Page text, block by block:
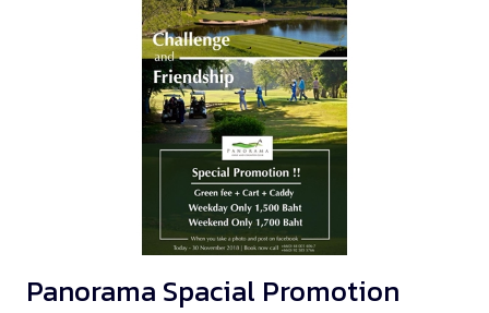
Panorama Spacial Promotion